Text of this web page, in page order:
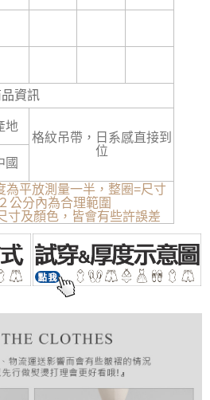
資訊
地
格紋吊帶，日系感直接到
位
國
為平放測量一半，整圈=尺寸
公分內為合理範圍
寸及顏色，皆會有些許誤差